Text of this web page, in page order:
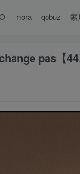
mora qobuz 索
pas【